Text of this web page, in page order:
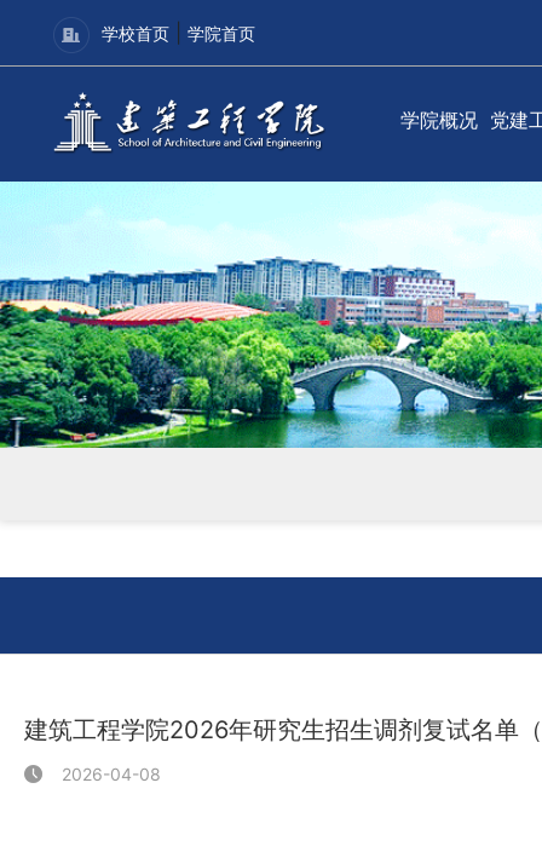
学校首页 |学院首页
学院概况
学院简介
现任领导
组织机构
联系我们
党建
理论
建筑工程学院2026年研究生招生调剂复试名单
2026-04-08